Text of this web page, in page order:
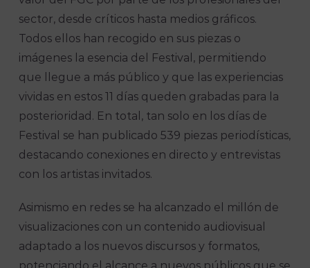
sector, desde críticos hasta medios gráficos.
Todos ellos han recogido en sus piezas o
imágenes la esencia del Festival, permitiendo
que llegue a más público y que las experiencias
vividas en estos 11 días queden grabadas para la
posterioridad. En total, tan solo en los días de
Festival se han publicado 539 piezas periodísticas,
destacando conexiones en directo y entrevistas
con los artistas invitados.
Asimismo en redes se ha alcanzado el millón de
visualizaciones con un contenido audiovisual
adaptado a los nuevos discursos y formatos,
potenciando el alcance a nuevos públicos que se